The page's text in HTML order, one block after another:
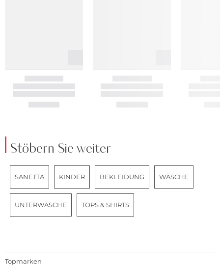
Stöbern Sie weiter
SANETTA KINDER BEKLEIDUNG WÄSCHE
UNTERWÄSCHE TOPS & SHIRTS
Topmarken